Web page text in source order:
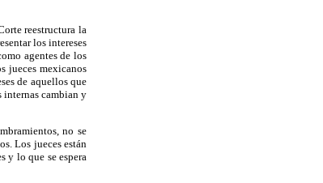
reestructura la
los intereses
agentes de los
jueces mexicanos
de aquellos que
internas cambian y
no se
Los jueces están
y lo que se espera